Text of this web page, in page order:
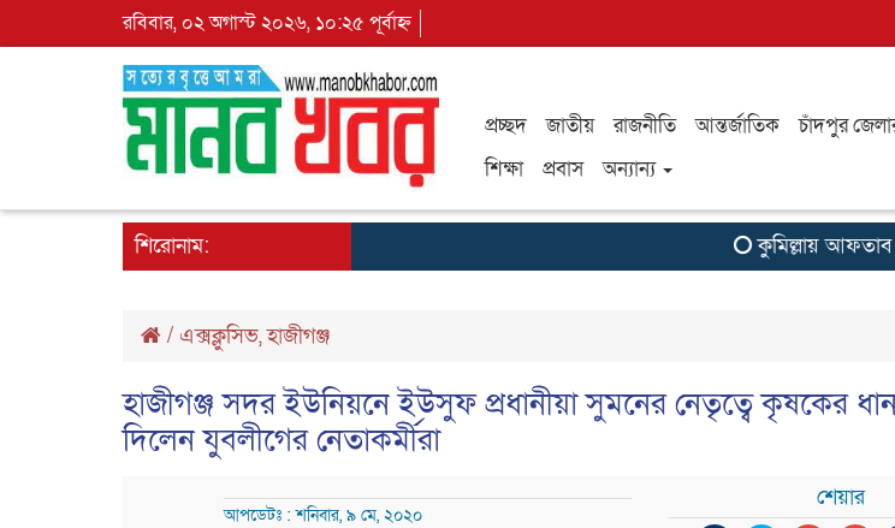
রবিবার, ০২ অগাস্ট ২০২৬, ১০:২৫ পূর্বাহ্ন
প্রচ্ছদ জাতীয় রাজনীতি আন্তর্জাতিক চাঁদপুর
শিক্ষা
প্রবাস অন্যান্য
শিরোনাম: কুমিল্লায় আফতাব
/ এক্সক্লুসিভ,হাজীগঞ্জ
হাজীগঞ্জ সদর ইউনিয়নে ইউসুফ প্রধানীয়া সুমনের নেতৃত্বে কৃষকের
দিলেন যুবলীগের নেতাকর্মীরা
আপডেটঃ : শনিবার, ৯ মে, ২০২০
শেয়ার